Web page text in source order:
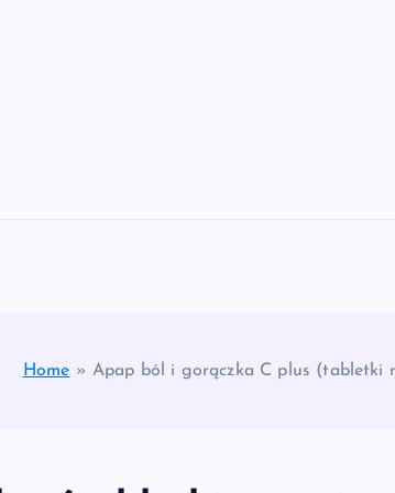
Home » Apap ból i gorączka C plus (tabletki